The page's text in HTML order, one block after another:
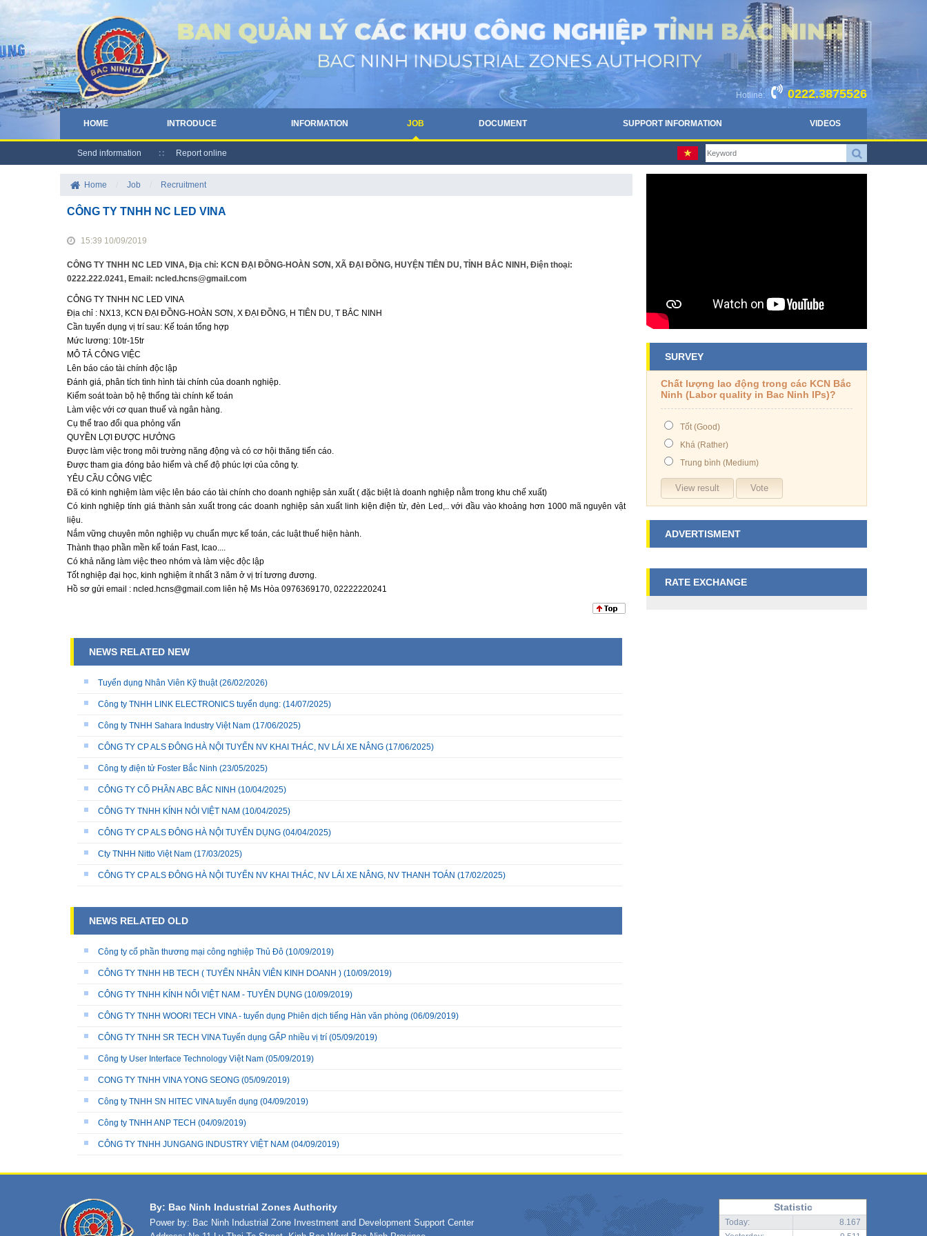
Hotline: 0222.3875526
HOME INTRODUCE INFORMATION JOB DOCUMENT SUPPORT INFORMATION VIDEOS
Send information Report online
Home Job Recruitment
CÔNG TY TNHH NC LED VINA
15:39 10/09/2019
CÔNG TY TNHH NC LED VINA, Địa chỉ: KCN ĐẠI ĐỒNG-HOÀN SƠN, XÃ ĐẠI ĐỒNG, HUYỆN TIÊN DU, TỈNH BẮC NINH, Điện thoại:
0222.222.0241, Email: ncled.hcns@gmail.com
CÔNG TY TNHH NC LED VINA
Địa chỉ : NX13, KCN ĐẠI ĐỒNG-HOÀN SƠN, X ĐẠI ĐỒNG, H TIÊN DU, T BẮC NINH
Cần tuyển dụng vị trí sau: Kế toán tổng hợp
Mức lương: 10tr-15tr
MÔ TẢ CÔNG VIỆC
Lên báo cáo tài chính độc lập
Đánh giá, phân tích tình hình tài chính của doanh nghiệp.
Kiểm soát toàn bộ hệ thống tài chính kế toán
Làm việc với cơ quan thuế và ngân hàng.
Cụ thể trao đổi qua phỏng vấn
QUYỀN LỢI ĐƯỢC HƯỞNG
Được làm việc trong môi trường năng động và có cơ hội thăng tiến cáo.
Được tham gia đóng bảo hiểm và chế độ phúc lợi của công ty.
YÊU CẦU CÔNG VIỆC
Đã có kinh nghiệm làm việc lên báo cáo tài chính cho doanh nghiệp sản xuất ( đặc biệt là doanh nghiệp nằm trong khu chế xuất)
Có kinh nghiệp tính giá thành sản xuất trong các doanh nghiệp sản xuất linh kiện điện từ, đèn Led,.. với đầu vào khoảng hơn 1000 mã nguyên vật
liệu.
Nắm vững chuyên môn nghiệp vụ chuẩn mực kế toán, các luật thuế hiện hành.
Thành thạo phần mền kế toán Fast, Icao....
Có khả năng làm việc theo nhóm và làm việc độc lập
Tốt nghiệp đại học, kinh nghiệm ít nhất 3 năm ở vị trí tương đương.
Hồ sơ gửi email : ncled.hcns@gmail.com liên hệ Ms Hòa 0976369170, 02222220241
NEWS RELATED NEW
Tuyển dụng Nhân Viên Kỹ thuật(26/02/2026)
Công ty TNHH LINK ELECTRONICS tuyển dụng: (14/07/2025)
Công ty TNHH Sahara Industry Việt Nam (17/06/2025)
CÔNG TY CP ALS ĐÔNG HÀ NỘI TUYỂN NV KHAI THÁC, NV LÁI XE NÂNG (17/06/2025)
Công ty điện tử Foster Bắc Ninh (23/05/2025)
CÔNG TY CỔ PHẦN ABC BẮC NINH (10/04/2025)
CÔNG TY TNHH KÍNH NỎI VIỆT NAM (10/04/2025)
CÔNG TY CP ALS ĐÔNG HÀ NỘI TUYỂN DỤNG (04/04/2025)
Cty TNHH Nitto Việt Nam (17/03/2025)
CÔNG TY CP ALS ĐÔNG HÀ NỘI TUYỂN NV KHAI THÁC, NV LÁI XE NÂNG, NV THANH TOÁN (17/02/2025)
NEWS RELATED OLD
Công ty cổ phần thương mại công nghiệp Thủ Đô (10/09/2019)
CÔNG TY TNHH HB TECH ( TUYỂN NHÂN VIÊN KINH DOANH ) (10/09/2019)
CÔNG TY TNHH KÍNH NỔI VIỆT NAM - TUYỂN DỤNG (10/09/2019)
CÔNG TY TNHH WOORI TECH VINA - tuyển dụng Phiên dịch tiếng Hàn văn phòng (06/09/2019)
CÔNG TY TNHH SR TECH VINA Tuyển dụng GẤP nhiều vị trí (05/09/2019)
Công ty User Interface Technology Việt Nam (05/09/2019)
CONG TY TNHH VINA YONG SEONG (05/09/2019)
Công ty TNHH SN HITEC VINA tuyển dụng (04/09/2019)
Công ty TNHH ANP TECH (04/09/2019)
CÔNG TY TNHH JUNGANG INDUSTRY VIỆT NAM (04/09/2019)
SURVEY
Chất lượng lao động trong các KCN Bắc
Ninh (Labor quality in Bac Ninh IPs)?
Tốt (Good)
Khá (Rather)
Trung bình (Medium)
ADVERTISMENT
RATE EXCHANGE
Statistic
Today:
8.167
By: Bac Ninh Industrial Zones Authority
Power by: Bac Ninh Industrial Zone Investment and Development Support Center